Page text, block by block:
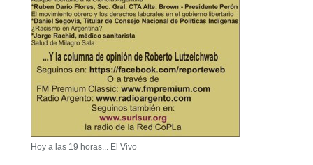
Hoy a las 19 horas... El Vivo